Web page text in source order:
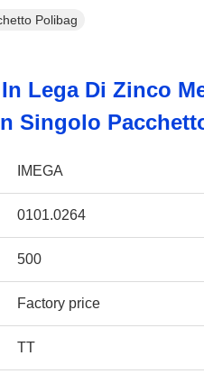
Polibag
Lega Di Zinco
Singolo
IMEGA
0101.0264
500
Factory price
TT